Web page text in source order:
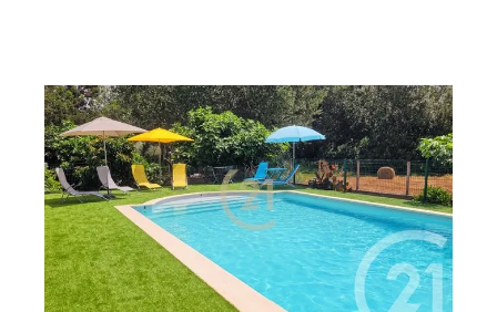
ST FLORENT 202
232 m2, 10 pièces
Ref : 3242
Maison à vendre
895 000 €
Century 21 Dary Immobilier à Saint Florent a le